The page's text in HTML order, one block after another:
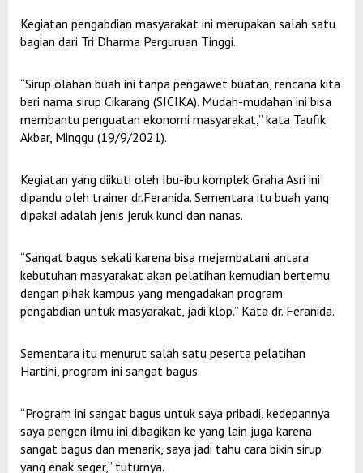
Kegiatan pengabdian masyarakat ini merupakan salah satu
bagian dari Tri Dharma Perguruan Tinggi.
“Sirup olahan buah ini tanpa pengawet buatan, rencana kita
beri nama sirup Cikarang (SICIKA). Mudah-mudahan ini bisa
membantu penguatan ekonomi masyarakat,” kata Taufik
Akbar, Minggu (19/9/2021).
Kegiatan yang diikuti oleh Ibu-ibu komplek Graha Asri ini
dipandu oleh trainer dr.Feranida. Sementara itu buah yang
dipakai adalah jenis jeruk kunci dan nanas.
“Sangat bagus sekali karena bisa mejembatani antara
kebutuhan masyarakat akan pelatihan kemudian bertemu
dengan pihak kampus yang mengadakan program
pengabdian untuk masyarakat, jadi klop.” Kata dr. Feranida.
Sementara itu menurut salah satu peserta pelatihan
Hartini, program ini sangat bagus.
“Program ini sangat bagus untuk saya pribadi, kedepannya
saya pengen ilmu ini dibagikan ke yang lain juga karena
sangat bagus dan menarik, saya jadi tahu cara bikin sirup
yang enak seger,” tuturnya.